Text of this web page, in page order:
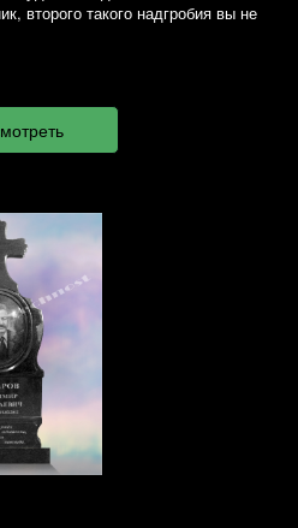
второго такого надгробия вы не